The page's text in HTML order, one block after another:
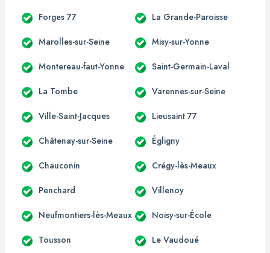
Forges 77 La Grande-Paroisse
Marolles-sur-Seine Misy-sur-Yonne
Montereau-faut-Yonne Saint-Germain-Laval
La Tombe Varennes-sur-Seine
Ville-Saint-Jacques Lieusaint 77
Châtenay-sur-Seine Égligny
Chauconin Crégy-lès-Meaux
Penchard Villenoy
Neufmontiers-lès-Meaux Noisy-sur-École
Tousson Le Vaudoué